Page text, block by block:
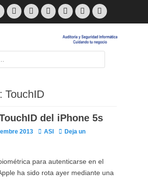
Twitter Correo
electrónico
Feed LinkedInSkype Web Teléfono
ASI Blog
Avast
Malwarebytes
TeamViewer
Lansweeper
TouchID
del iPhone 5s
2013 Autor
ASI
Deja un
para autenticarse en el
ha sido rota ayer mediante una